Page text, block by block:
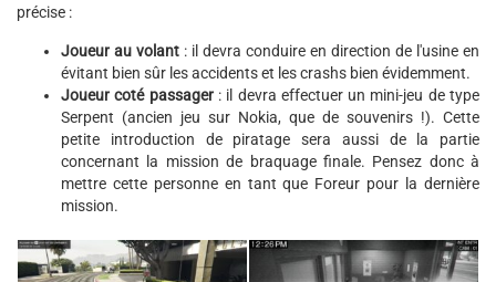
précise :
Joueur au volant : il devra conduire en direction de l'usine en
évitant bien sûr les accidents et les crashs bien évidemment.
Joueur coté passager: il devra effectuer un mini-jeu de type
Serpent (ancien jeu sur Nokia, que de souvenirs !). Cette
petite introduction de piratage sera aussi de la partie
concernant la mission de braquage finale. Pensez donc à
mettre cette personne en tant que Foreur pour la dernière
mission.